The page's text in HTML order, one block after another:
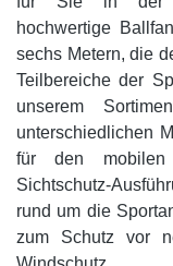
hochwertige
sechs Metern, die
Teilbereiche der
unserem
unterschiedlichen
für den mobilen
Sichtschutz-
rund um die
zum Schutz vor